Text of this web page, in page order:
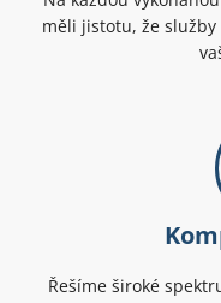
měli jistotu, že
Řešíme široké